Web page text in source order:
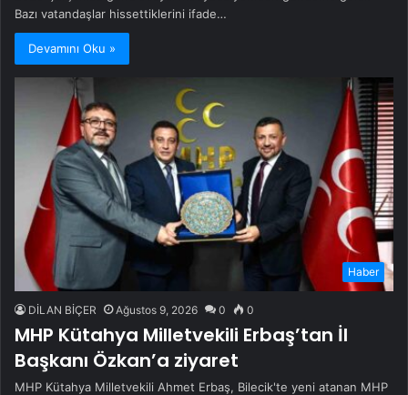
Bazı vatandaşlar hissettiklerini ifade…
Devamını Oku »
Haber
DİLAN BİÇER Ağustos 9, 2026 0 0
MHP Kütahya Milletvekili Erbaş’tan İl
Başkanı Özkan’a ziyaret
MHP Kütahya Milletvekili Ahmet Erbaş, Bilecik'te yeni atanan MHP